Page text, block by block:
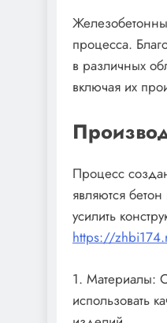
процесса.
в различных
включая их
Процесс
являются
усилить
https://
1. Материалы:
использовать